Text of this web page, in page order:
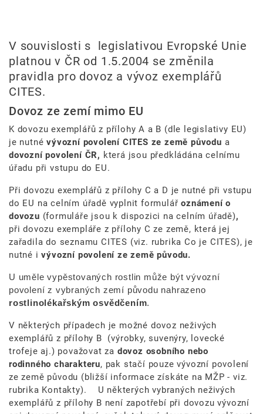
V souvislosti s legislativou Evropské Unie
platnou v ČR od 1.5.2004 se změnila
pravidla pro dovoz a vývoz exemplářů
CITES.
Dovoz ze zemí mimo EU
K dovozu exemplářů z přílohy A a B (dle legislativy EU)
je nutnévývozní povolení CITES ze země původu a
dovozní povolení ČR, která jsou předkládána celnímu
úřadu při vstupu do EU.
Při dovozu exemplářů z přílohy C a D je nutné při vstupu
do EU na celním úřadě vyplnit formulářoznámení o
dovozu (formuláře jsou k dispozici na celním úřadě),
při dovozu exempláře z přílohy C ze země, která jej
zařadila do seznamu CITES (viz. rubrika Co je CITES), je
nutné ivývozní povolení ze země původu.
U uměle vypěstovaných rostlin může být vývozní
povolení z vybraných zemí původu nahrazeno
rostlinolékařským osvědčením.
V některých případech je možné dovoz neživých
exemplářů z přílohy B (výrobky, suvenýry, lovecké
trofeje aj.) považovat za dovoz osobního nebo
rodinného charakteru, pak stačí pouze vývozní povolení
ze země původu (bližší informace získáte na MŽP - viz.
rubrika Kontakty). U některých vybraných neživých
exemplářů z přílohy B není zapotřebí při dovozu vývozní